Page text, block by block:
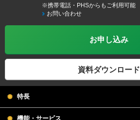
※携帯電話・PHSからもご利用可能
お問い合わせ
お申し込み
資料ダウンロード
特長
機能・サービス